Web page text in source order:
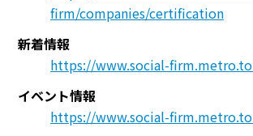
firm/companies/certification
新着情報
https://www.social-
イベント情報
https://www.social-